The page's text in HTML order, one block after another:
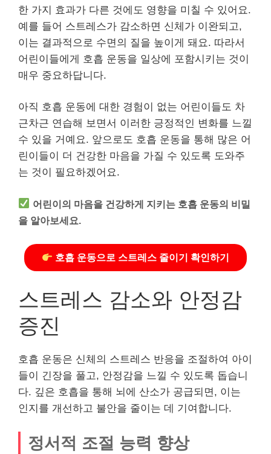
한 가지 효과가 다른 것에도 영향을 미칠 수 있어요.
예를 들어 스트레스가 감소하면 신체가 이완되고,
이는 결과적으로 수면의 질을 높이게 돼요. 따라서
어린이들에게 호흡 운동을 일상에 포함시키는 것이
매우 중요하답니다.
아직 호흡 운동에 대한 경험이 없는 어린이들도 차
근차근 연습해 보면서 이러한 긍정적인 변화를 느낄
수 있을 거예요. 앞으로도 호흡 운동을 통해 많은 어
린이들이 더 건강한 마음을 가질 수 있도록 도와주
는 것이 필요하겠어요.
어린이의 마음을 건강하게 지키는 호흡 운동의 비밀
을 알아보세요.
호흡 운동으로 스트레스 줄이기 확인하기
스트레스 감소와 안정감
증진
호흡 운동은 신체의 스트레스 반응을 조절하여 아이
들이 긴장을 풀고, 안정감을 느낄 수 있도록 돕습니
다. 깊은 호흡을 통해 뇌에 산소가 공급되면, 이는
인지를 개선하고 불안을 줄이는 데 기여합니다.
정서적 조절 능력 향상